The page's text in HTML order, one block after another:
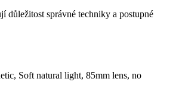
důležitost správné techniky a postupné